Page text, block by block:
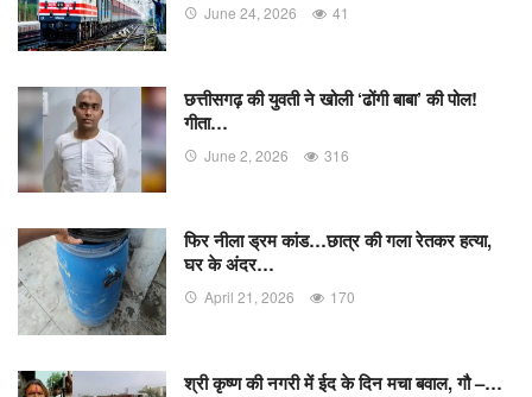
June 24, 2026 41
छत्तीसगढ़ की युवती ने खोली ‘ढोंगी बाबा’ की पोल!
गीता…
June 2, 2026 316
फिर नीला ड्रम कांड…छात्र की गला रेतकर हत्या,
घर के अंदर…
April 21, 2026 170
श्री कृष्ण की नगरी में ईद के दिन मचा बवाल, गौ –…